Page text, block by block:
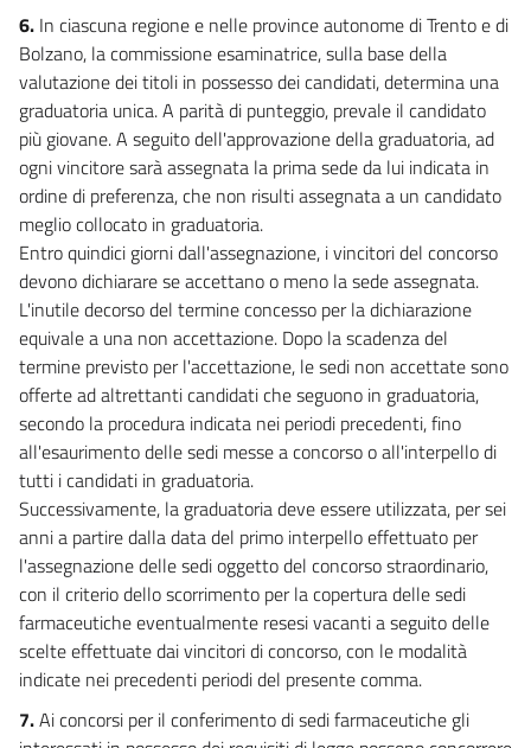
Armonizzazione dell'ordinamento interno
68
69
70
Capo II
Disposizioni per l'attuazione della direttiva 2009/12/CE del
Parlamento europeo e del Consiglio dell'11 marzo 2009 concernente i
diritti aeroportuali
71
72
73
74
75
76
77
78
79
80
81
82
Capo III
6. In ciascuna regione e nelle province autonome di Trento e di
Bolzano, la commissione esaminatrice, sulla base della
valutazione dei titoli in possesso dei candidati, determina una
graduatoria unica. A parità di punteggio, prevale il candidato
più giovane. A seguito dell'approvazione della graduatoria, ad
ogni vincitore sarà assegnata la prima sede da lui indicata in
ordine di preferenza, che non risulti assegnata a un candidato
meglio collocato in graduatoria.
Entro quindici giorni dall'assegnazione, i vincitori del concorso
devono dichiarare se accettano o meno la sede assegnata.
L'inutile decorso del termine concesso per la dichiarazione
equivale a una non accettazione. Dopo la scadenza del
termine previsto per l'accettazione, le sedi non accettate sono
offerte ad altrettanti candidati che seguono in graduatoria,
secondo la procedura indicata nei periodi precedenti, fino
all'esaurimento delle sedi messe a concorso o all'interpello di
tutti i candidati in graduatoria.
Successivamente, la graduatoria deve essere utilizzata, per sei
anni a partire dalla data del primo interpello effettuato per
l'assegnazione delle sedi oggetto del concorso straordinario,
con il criterio dello scorrimento per la copertura delle sedi
farmaceutiche eventualmente resesi vacanti a seguito delle
scelte effettuate dai vincitori di concorso, con le modalità
indicate nei precedenti periodi del presente comma.
7.Ai concorsi per il conferimento di sedi farmaceutiche gli